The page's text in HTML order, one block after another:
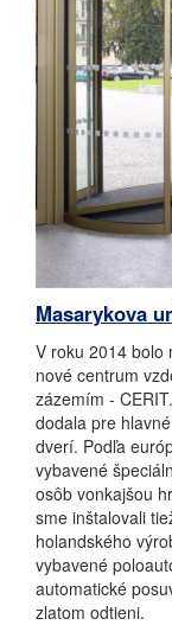
Masarykova
V roku 2014 bolo
nové centrum
zázemím -
dodala pre
dverí. Podľa
vybavené
osôb vonkajšou
sme inštalovali
holandského
vybavené
automatické
zlatom odtieni.